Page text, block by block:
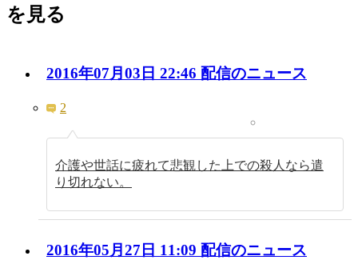
を見る
2016年07月03日 22:46 配信のニュース
2
介護や世話に疲れて悲観した上での殺人なら遣
り切れない。
2016年05月27日 11:09 配信のニュース